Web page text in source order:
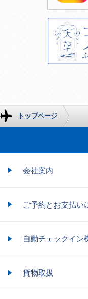
トップページ
会社案内
ご予約とお支払い
自動チェックイン
貨物取扱